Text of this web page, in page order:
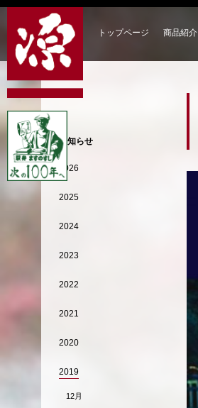
トップページ 商品紹介
お知らせ
2026
2025
2024
2023
2022
2021
2020
2019
12月